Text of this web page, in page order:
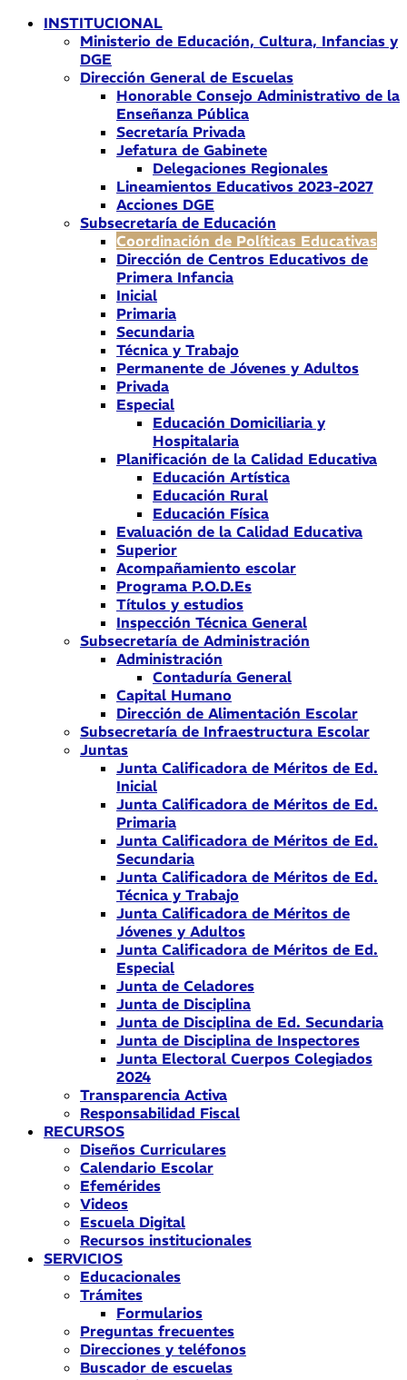
INSTITUCIONAL
Ministerio de Educación, Cultura, Infancias y
DGE
Dirección General de Escuelas
Honorable Consejo Administrativo de la
Enseñanza Pública
Secretaría Privada
Jefatura de Gabinete
Delegaciones Regionales
Lineamientos Educativos 2023-2027
Acciones DGE
Subsecretaría de Educación
Coordinación de Políticas Educativas
Dirección de Centros Educativos de
Primera Infancia
Inicial
Primaria
Secundaria
Técnica y Trabajo
Permanente de Jóvenes y Adultos
Privada
Especial
Educación Domiciliaria y
Hospitalaria
Planificación de la Calidad Educativa
Educación Artística
Educación Rural
Educación Física
Evaluación de la Calidad Educativa
Superior
Acompañamiento escolar
Programa P.O.D.Es
Títulos y estudios
Inspección Técnica General
Subsecretaría de Administración
Administración
Contaduría General
Capital Humano
Dirección de Alimentación Escolar
Subsecretaría de Infraestructura Escolar
Juntas
Junta Calificadora de Méritos de Ed.
Inicial
Junta Calificadora de Méritos de Ed.
Primaria
Junta Calificadora de Méritos de Ed.
Secundaria
Junta Calificadora de Méritos de Ed.
Técnica y Trabajo
Junta Calificadora de Méritos de
Jóvenes y Adultos
Junta Calificadora de Méritos de Ed.
Especial
Junta de Celadores
Junta de Disciplina
Junta de Disciplina de Ed. Secundaria
Junta de Disciplina de Inspectores
Junta Electoral Cuerpos Colegiados
2024
Transparencia Activa
Responsabilidad Fiscal
RECURSOS
Diseños Curriculares
Calendario Escolar
Efemérides
Videos
Escuela Digital
Recursos institucionales
SERVICIOS
Educacionales
Trámites
Formularios
Preguntas frecuentes
Direcciones y teléfonos
Buscador de escuelas